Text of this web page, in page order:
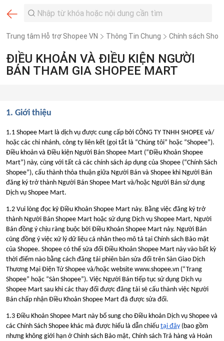
Trung tâm Hỗ trợ Shopee VN Thông Tin Chung Chính sách
ĐIỀU KHOẢN VÀ ĐIỀU KIỆN NGƯỜI
BÁN THAM GIA SHOPEE MART
1. Giới thiệu
1.1 Shopee Mart là dịch vụ được cung cấp bởi CÔNG TY TNHH SHOPEE và/
hoặc các chi nhánh, công ty liên kết (gọi tắt là “Chúng tôi” hoặc “Shopee”).
Điều khoản và Điều kiện Người Bán Shopee Mart (“Điều Khoản Shopee
Mart”) này, cùng với tất cả các chính sách áp dụng của Shopee (“Chính Sách
Shopee”), cấu thành thỏa thuận giữa Người Bán và Shopee khi Người Bán
đăng ký trở thành Người Bán Shopee Mart và/hoặc Người Bán sử dụng
Dịch vụ Shopee Mart.
1.2 Vui lòng đọc kỹ Điều Khoản Shopee Mart này. Bằng việc đăng ký trở
thành Người Bán Shopee Mart hoặc sử dụng Dịch vụ Shopee Mart, Người
Bán đồng ý chịu ràng buộc bởi Điều Khoản Shopee Mart này. Người Bán
cũng đồng ý việc xử lý dữ liệu cá nhân theo mô tả tại Chính sách Bảo mật
của Shopee. Shopee có thể sửa đổi Điều Khoản Shopee Mart này vào bất kỳ
thời điểm nào bằng cách đăng tải phiên bản sửa đổi trên Sàn Giao Dịch
Thương Mại Điện Tử Shopee và/hoặc website www.shopee.vn (“Trang
Shopee” hoặc “Sàn Shopee”). Việc Người Bán tiếp tục sử dụng Dịch vụ
Shopee Mart sau khi các thay đổi được đăng tải sẽ cấu thành việc Người
Bán chấp nhận Điều Khoản Shopee Mart đã được sửa đổi.
1.3 Điều Khoản Shopee Mart này bổ sung cho Điều khoản Dịch vụ Shopee và
các Chính Sách Shopee khác mà được hiểu là dẫn chiếu tại đây (bao gồm
nhưng không giới hạn ở Chính sách Bảo mật, Chính sách Trả hàng và Hoàn